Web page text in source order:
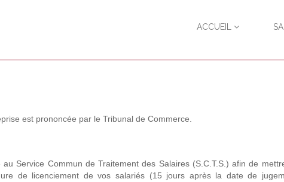
ACCUEIL
est prononcée par le Tribunal de Commerce.
Service Commun de Traitement des Salaires (S.C.T.S.) afin de
de licenciement de vos salariés (15 jours après la date de